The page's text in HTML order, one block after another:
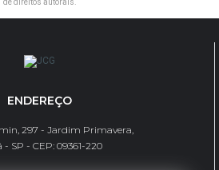
de direitos autorais
ENDEREÇO
297 - Jardim Primavera,
- SP - CEP: 09361-220